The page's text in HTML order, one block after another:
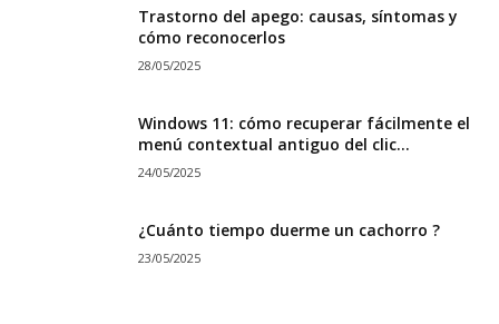
Trastorno del apego: causas, síntomas y
cómo reconocerlos
28/05/2025
Windows 11: cómo recuperar fácilmente el
menú contextual antiguo del clic...
24/05/2025
¿Cuánto tiempo duerme un cachorro ?
23/05/2025